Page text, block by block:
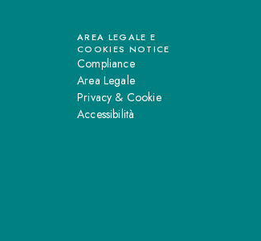
AREA LEGALE E
COOKIES NOTICE
Compliance
Area Legale
Privacy & Cookie
Accessibilità